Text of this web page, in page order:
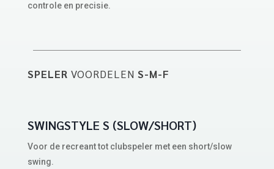
controle en precisie.
SPELER VOORDELEN S-M-F
SWINGSTYLE S (SLOW/SHORT)
Voor de recreant tot clubspeler met een short/slow
swing.